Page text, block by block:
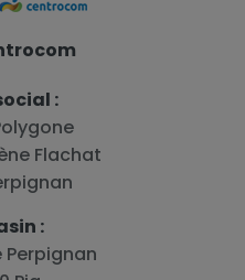
:
Flachat
: